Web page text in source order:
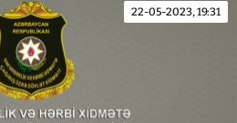
22-05-2023, 19:31